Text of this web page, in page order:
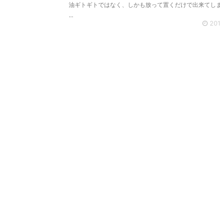
油ギトギトではなく、しかも放って置くだけで出来てし
...